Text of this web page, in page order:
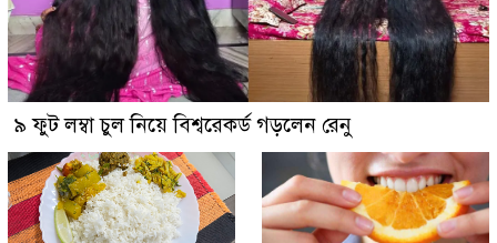
৯ ফুট লম্বা চুল নিয়ে বিশ্বরেকর্ড গড়লেন রেনু